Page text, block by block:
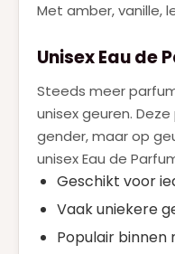
Met amber, vanille,
Unisex Eau de
Steeds meer
unisex geuren.
gender, maar op
unisex Eau de
Geschikt voor
Vaak uniekere
Populair